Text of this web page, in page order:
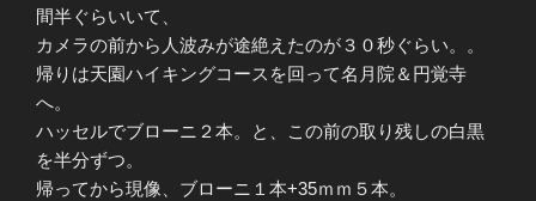
間半ぐらいいて、
カメラの前から人波みが途絶えたのが３０秒ぐらい。。
帰りは天園ハイキングコースを回って名月院＆円覚寺
へ。
ハッセルでブローニ２本。と、この前の取り残しの白黒
を半分ずつ。
帰ってから現像、ブローニ１本+35ｍｍ５本。